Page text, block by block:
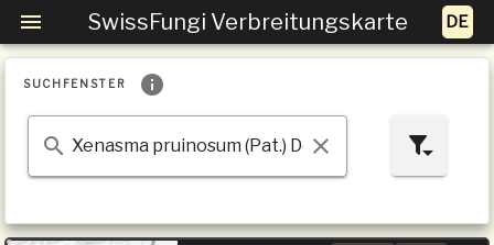
SwissFungi Verbreitungskarte
SUCHFENSTER